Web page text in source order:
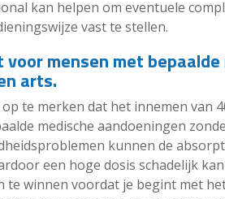
kan helpen om eventuele
vast te stellen.
mensen met
arts.
te merken dat het innemen van
medische aandoeningen
kunnen de
een hoge dosis schadelijk
te winnen voordat je begint met